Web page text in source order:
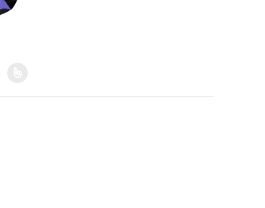
página de producto
Las opciones se pueden elegir en la página de producto